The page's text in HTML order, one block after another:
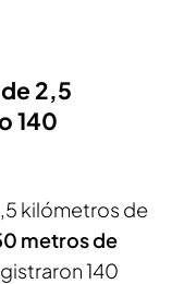
2,5
140
kilómetros de
metros de
140